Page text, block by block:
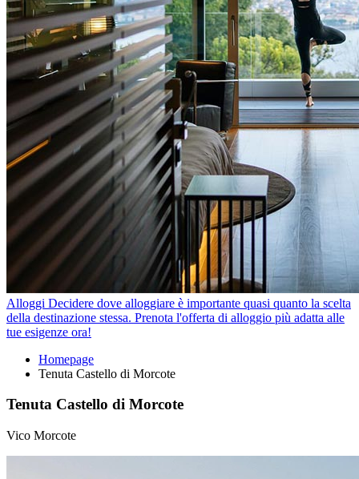
Alloggi Decidere dove alloggiare è importante quasi quanto la scelta
della destinazione stessa. Prenota l'offerta di alloggio più adatta alle
tue esigenze ora!
Homepage
Tenuta Castello di Morcote
Tenuta Castello di Morcote
Vico Morcote